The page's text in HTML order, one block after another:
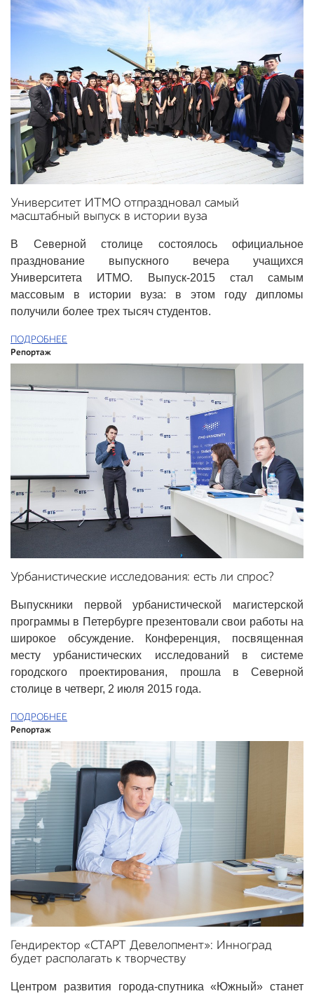
Университет ИТМО отпраздновал самый
масштабный выпуск в истории вуза
В Северной столице состоялось официальное
празднование выпускного вечера учащихся
Университета ИТМО. Выпуск-2015 стал самым
массовым в истории вуза: в этом году дипломы
получили более трех тысяч студентов.
ПОДРОБНЕЕ
Репортаж
Урбанистические исследования: есть ли спрос?
Выпускники первой урбанистической магистерской
программы в Петербурге презентовали свои работы на
широкое обсуждение. Конференция, посвященная
месту урбанистических исследований в системе
городского проектирования, прошла в Северной
столице в четверг, 2 июля 2015 года.
ПОДРОБНЕЕ
Репортаж
Гендиректор «СТАРТ Девелопмент»: Инноград
будет располагать к творчеству
Центром развития города-спутника «Южный» станет